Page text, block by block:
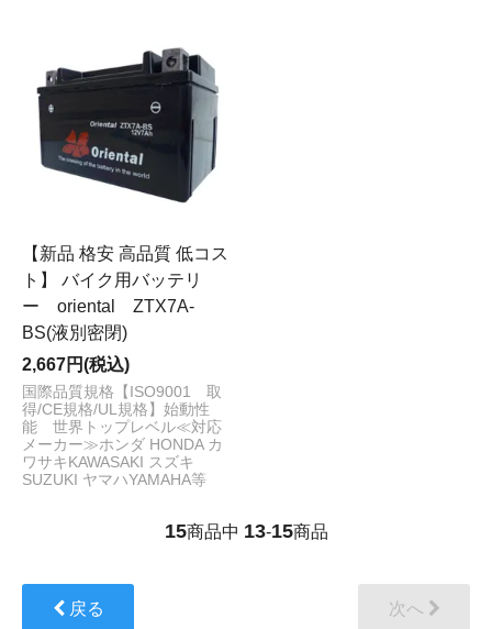
【新品 格安 高品質 低コス
ト】 バイク用バッテリ
ー oriental ZTX7A-
BS(液別密閉)
2,667円(税込)
国際品質規格【ISO9001 取
得/CE規格/UL規格】始動性
能 世界トップレベル≪対応
メーカー≫ホンダ HONDA カ
ワサキKAWASAKI スズキ
SUZUKI ヤマハYAMAHA等
15商品中 13-15商品
戻る 次へ